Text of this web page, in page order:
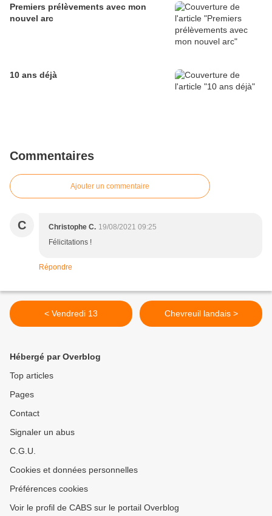
Premiers prélèvements avec mon
nouvel arc
10 ans déjà
Commentaires
Ajouter un commentaire
C Christophe C. 19/08/2021 09:25
Félicitations !
Répondre
< Vendredi 13 Chevreuil landais >
Hébergé par Overblog
Top articles
Pages
Contact
Signaler un abus
C.G.U.
Cookies et données personnelles
Préférences cookies
Voir le profil de CABS sur le portail Overblog